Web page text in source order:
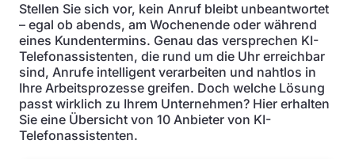
Stellen Sie sich vor, kein Anruf bleibt unbeantwortet
– egal ob abends, am Wochenende oder während
eines Kundentermins. Genau das versprechen KI-
Telefonassistenten, die rund um die Uhr erreichbar
sind, Anrufe intelligent verarbeiten und nahtlos in
Ihre Arbeitsprozesse greifen. Doch welche Lösung
passt wirklich zu Ihrem Unternehmen? Hier erhalten
Sie eine Übersicht von 10 Anbieter von KI-
Telefonassistenten.